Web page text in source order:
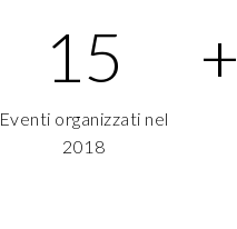
15
Eventi organizzati nel
2018
+